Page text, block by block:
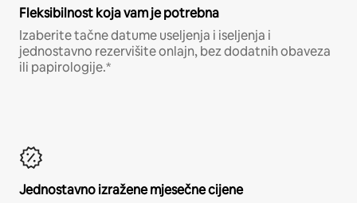
Fleksibilnost koja vam je potrebna
Izaberite tačne datume useljenja i iseljenja i
jednostavno rezervišite onlajn, bez dodatnih obaveza
ili papirologije.*
Jednostavno izražene mjesečne cijene